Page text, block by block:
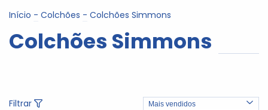
Início - Colchões - Colchões Simmons
Colchões Simmons
Filtrar